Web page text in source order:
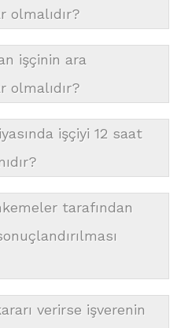
olmalıdır?
işçinin ara
olmalıdır?
işçiyi 12 saat
tarafından
verirse işverenin